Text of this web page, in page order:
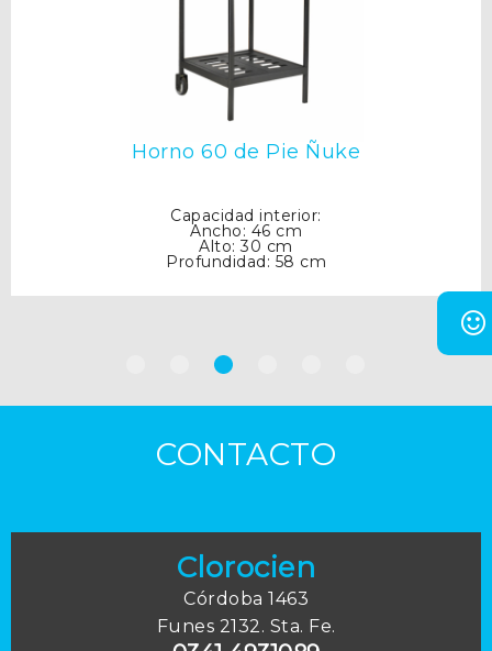
Horno 60 de Pie Ñuke
Capacidad interior:
Ancho: 46 cm
Alto: 30 cm
Profundidad: 58 cm
CONTACTO
Clorocien
Córdoba 1463
Funes 2132. Sta. Fe.